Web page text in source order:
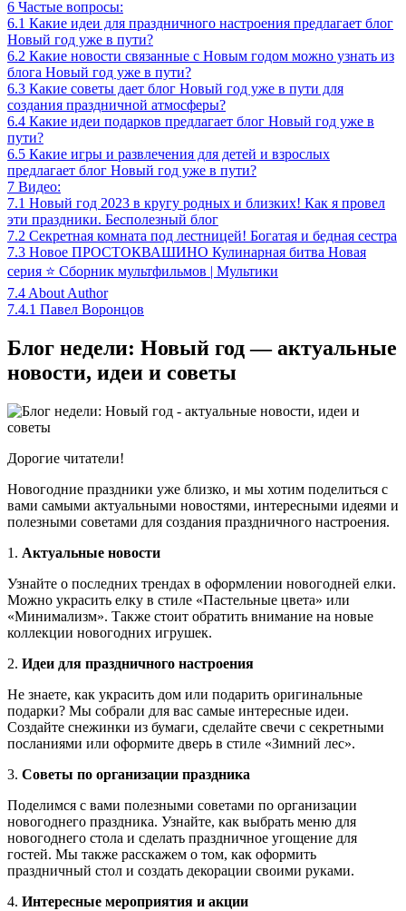
6 Частые вопросы:
6.1 Какие идеи для праздничного настроения предлагает блог
Новый год уже в пути?
6.2 Какие новости связанные с Новым годом можно узнать из
блога Новый год уже в пути?
6.3 Какие советы дает блог Новый год уже в пути для
создания праздничной атмосферы?
6.4 Какие идеи подарков предлагает блог Новый год уже в
пути?
6.5 Какие игры и развлечения для детей и взрослых
предлагает блог Новый год уже в пути?
7 Видео:
7.1 Новый год 2023 в кругу родных и близких! Как я провел
эти праздники. Бесполезный блог
7.2 Секретная комната под лестницей! Богатая и бедная сестра
7.3 Новое ПРОСТОКВАШИНО Кулинарная битва Новая
серия ⭐ Сборник мультфильмов | Мультики
7.4 About Author
7.4.1 Павел Воронцов
Блог недели: Новый год — актуальные
новости, идеи и советы
Дорогие читатели!
Новогодние праздники уже близко, и мы хотим поделиться с
вами самыми актуальными новостями, интересными идеями и
полезными советами для создания праздничного настроения.
1. Актуальные новости
Узнайте о последних трендах в оформлении новогодней елки.
Можно украсить елку в стиле «Пастельные цвета» или
«Минимализм». Также стоит обратить внимание на новые
коллекции новогодних игрушек.
2. Идеи для праздничного настроения
Не знаете, как украсить дом или подарить оригинальные
подарки? Мы собрали для вас самые интересные идеи.
Создайте снежинки из бумаги, сделайте свечи с секретными
посланиями или оформите дверь в стиле «Зимний лес».
3. Советы по организации праздника
Поделимся с вами полезными советами по организации
новогоднего праздника. Узнайте, как выбрать меню для
новогоднего стола и сделать праздничное угощение для
гостей. Мы также расскажем о том, как оформить
праздничный стол и создать декорации своими руками.
4. Интересные мероприятия и акции